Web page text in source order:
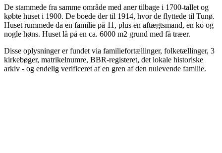
De stammede fra samme område med aner tilbage i 1700-tallet og
købte huset i 1900. De boede der til 1914, hvor de flyttede til Tunø.
Huset rummede da en familie på 11, plus en aftægtsmand, en ko og
nogle høns. Huset lå på en ca. 6000 m2 grund med få træer.
Disse oplysninger er fundet via familiefortællinger, folketællinger, 3
kirkebøger, matrikelnumre, BBR-registeret, det lokale historiske
arkiv - og endelig verificeret af en gren af den nulevende familie.